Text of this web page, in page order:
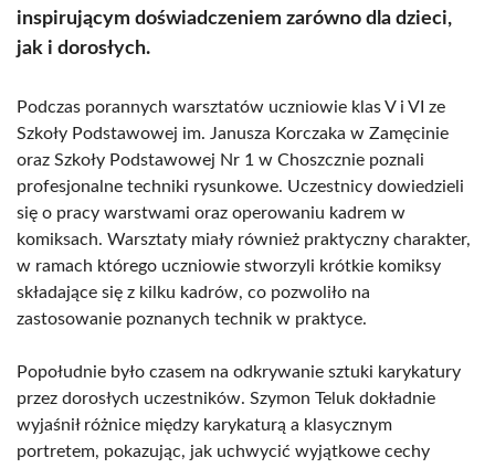
inspirującym doświadczeniem zarówno dla dzieci,
jak i dorosłych.
Podczas porannych warsztatów uczniowie klas V i VI ze
Szkoły Podstawowej im. Janusza Korczaka w Zamęcinie
oraz Szkoły Podstawowej Nr 1 w Choszcznie poznali
profesjonalne techniki rysunkowe. Uczestnicy dowiedzieli
się o pracy warstwami oraz operowaniu kadrem w
komiksach. Warsztaty miały również praktyczny charakter,
w ramach którego uczniowie stworzyli krótkie komiksy
składające się z kilku kadrów, co pozwoliło na
zastosowanie poznanych technik w praktyce.
Popołudnie było czasem na odkrywanie sztuki karykatury
przez dorosłych uczestników. Szymon Teluk dokładnie
wyjaśnił różnice między karykaturą a klasycznym
portretem, pokazując, jak uchwycić wyjątkowe cechy